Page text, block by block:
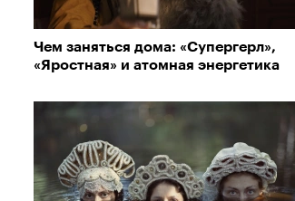
Чем заняться дома: «Супергерл»,
«Яростная» и атомная энергетика